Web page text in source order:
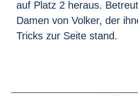
auf Platz 2 heraus.
Damen von Volker, der
Tricks zur Seite stand.